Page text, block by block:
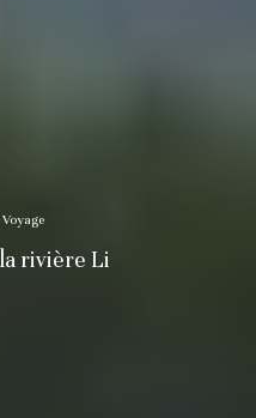
Voyage
rivière Li